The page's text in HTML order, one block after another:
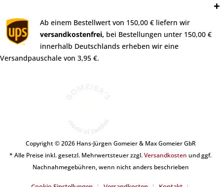
Ab einem Bestellwert von 150,00 € liefern wir
versandkostenfrei, bei Bestellungen unter 150,00 €
innerhalb Deutschlands erheben wir eine
Versandpauschale von 3,95 €.
Copyright © 2026 Hans-Jürgen Gomeier & Max Gomeier GbR
* Alle Preise inkl. gesetzl. Mehrwertsteuer zzgl.Versandkosten und ggf.
Nachnahmegebühren, wenn nicht anders beschrieben